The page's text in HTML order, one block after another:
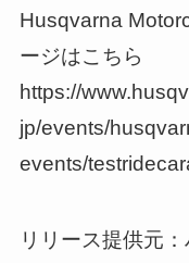
Husqvarna
ージはこちら
https://
jp/events/
events/
リリース提供元